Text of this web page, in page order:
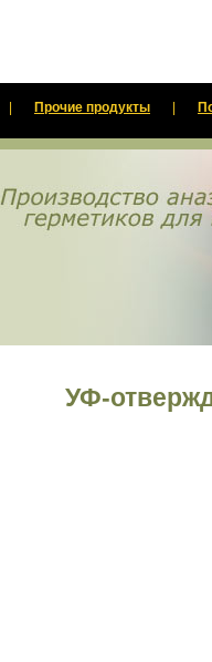
Прочие продукты
УФ-